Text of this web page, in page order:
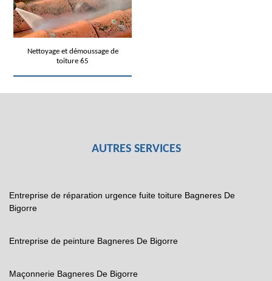
Nettoyage et démoussage de
toiture 65
AUTRES SERVICES
Entreprise de réparation urgence fuite toiture Bagneres De
Bigorre
Entreprise de peinture Bagneres De Bigorre
Maçonnerie Bagneres De Bigorre